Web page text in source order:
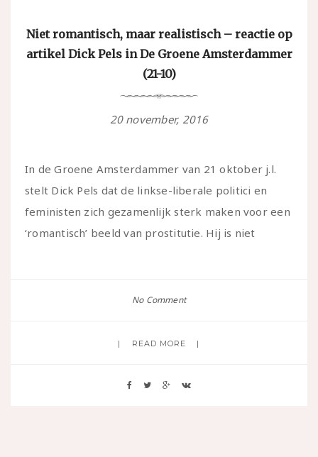
Niet romantisch, maar realistisch – reactie op
artikel Dick Pels in De Groene Amsterdammer
(21-10)
20 november, 2016
In de Groene Amsterdammer van 21 oktober j.l.
stelt Dick Pels dat de linkse-liberale politici en
feministen zich gezamenlijk sterk maken voor een
‘romantisch’ beeld van prostitutie. Hij is niet
No Comment
READ MORE